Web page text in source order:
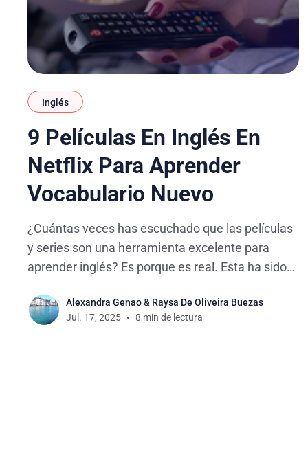
Inglés
9 Películas En Inglés En
Netflix Para Aprender
Vocabulario Nuevo
¿Cuántas veces has escuchado que las películas
y series son una herramienta excelente para
aprender inglés? Es porque es real. Esta ha sido
inglés que, como tú, buscan maneras prácticas
de mejorar el idioma sin importar dónde estés. En
Alexandra Genao& Raysa De Oliveira Buezas
Jul. 17, 2025
8 min de lectura